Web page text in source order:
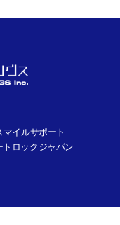
イルサポート
ロックジャパン